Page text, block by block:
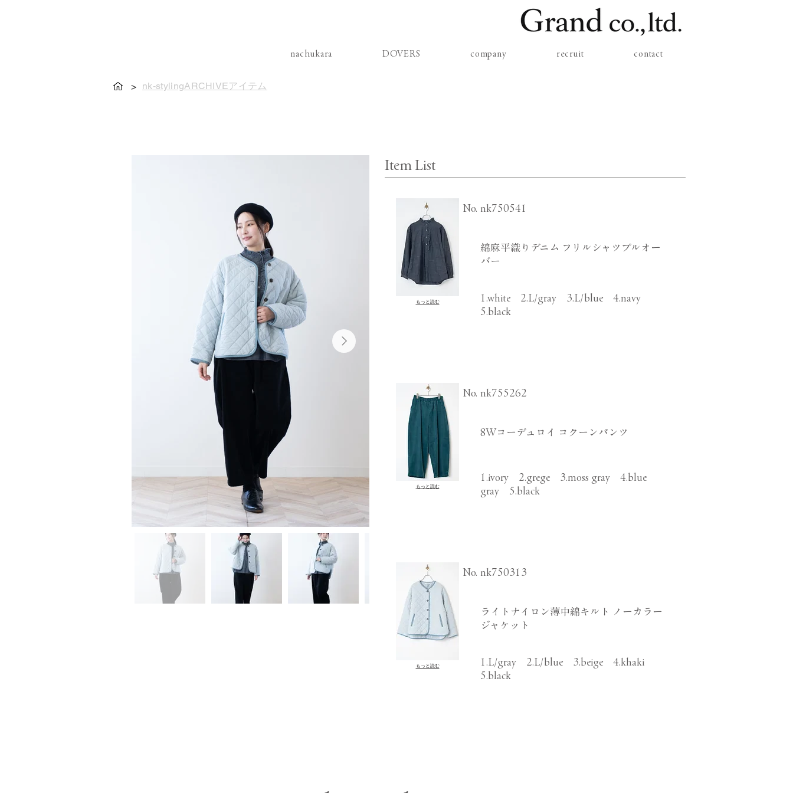
nachukara DOVERS company recruit contact
> nk-stylingARCHIVEアイテム
Item List
もっと読む
​No. nk750541
綿麻平織りデニム フリルシャツプルオー
バー
1.white 2.L/gray 3.L/blue 4.navy
5.black
もっと読む
​No. nk755262
8Wコーデュロイ コクーンパンツ
1.ivory 2.grege 3.moss gray 4.blue
gray 5.black
もっと読む
​No. nk750313
ライトナイロン薄中綿キルト ノーカラー
ジャケット
1.L/gray 2.L/blue 3.beige 4.khaki
5.black